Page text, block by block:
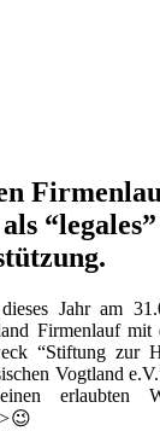
Jahr am
Firmenlauf
“Stiftung zur
Vogtland
erlaubten
😉